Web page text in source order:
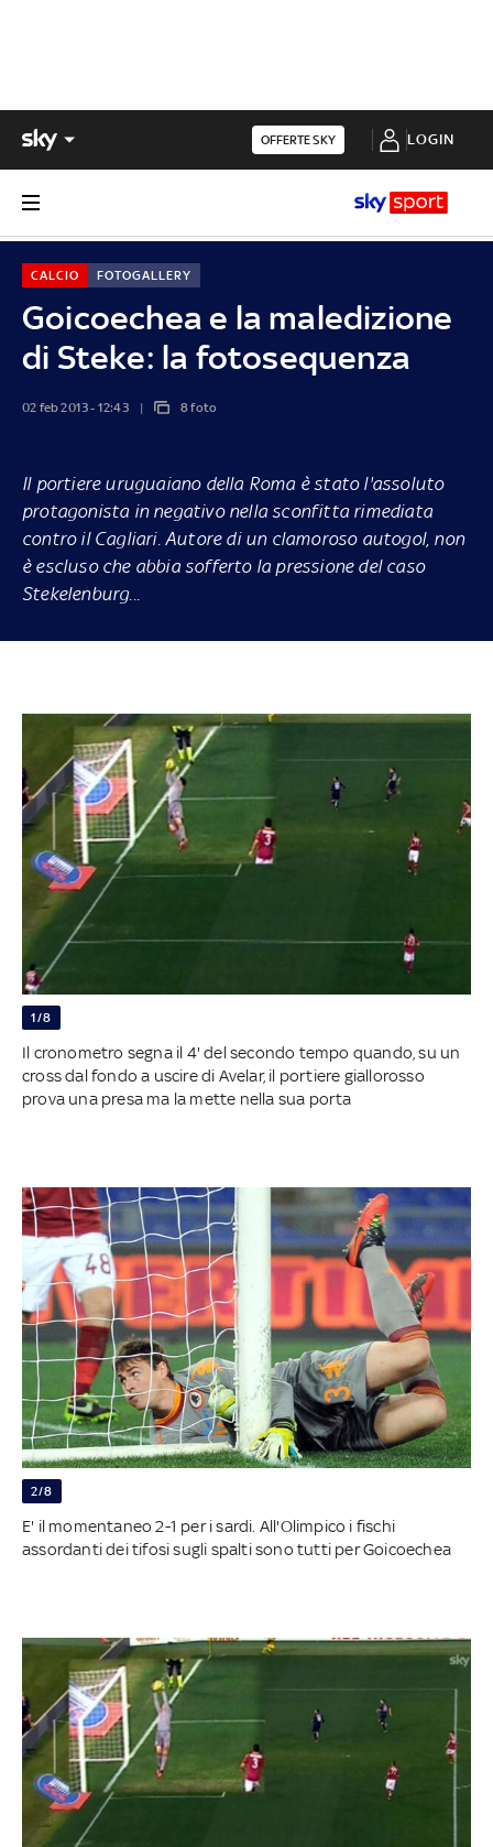
OFFERTE SKY LOGIN
Goicoechea e la maledizione
di Steke: la fotosequenza
CALCIO FOTOGALLERY
02 feb 2013 - 12:43 8 foto
Il portiere uruguaiano della Roma è stato l'assoluto
protagonista in negativo nella sconfitta rimediata
contro il Cagliari. Autore di un clamoroso autogol, non
è escluso che abbia sofferto la pressione del caso
Stekelenburg...
1/8
Il cronometro segna il 4' del secondo tempo quando, su un
cross dal fondo a uscire di Avelar, il portiere giallorosso
prova una presa ma la mette nella sua porta
2/8
E' il momentaneo 2-1 per i sardi. All'Olimpico i fischi
assordanti dei tifosi sugli spalti sono tutti per Goicoechea